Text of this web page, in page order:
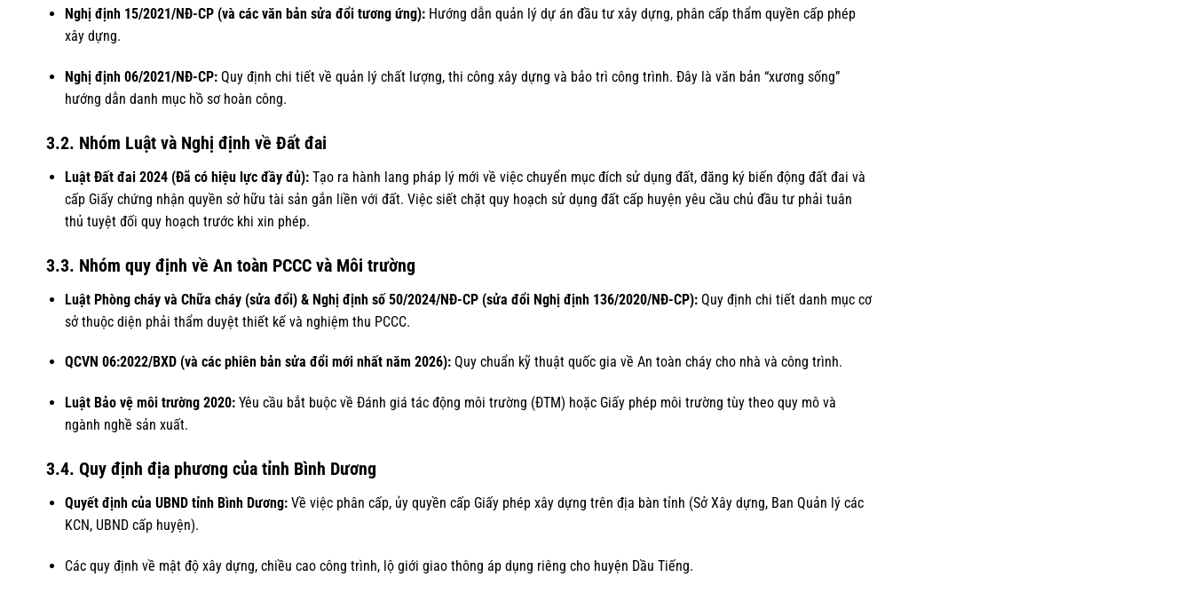
Nghị định 15/2021/NĐ-CP (và các văn bản sửa đổi tương ứng):Hướng dẫn quản lý dự án đầu tư xây dựng, phân cấp thẩm quyền cấp phép
xây dựng.
Nghị định 06/2021/NĐ-CP:Quy định chi tiết về quản lý chất lượng, thi công xây dựng và bảo trì công trình. Đây là văn bản “xương sống”
hướng dẫn danh mục hồ sơ hoàn công.
3.2. Nhóm Luật và Nghị định về Đất đai
Luật Đất đai 2024 (Đã có hiệu lực đầy đủ):Tạo ra hành lang pháp lý mới về việc chuyển mục đích sử dụng đất, đăng ký biến động đất đai và
cấp Giấy chứng nhận quyền sở hữu tài sản gắn liền với đất. Việc siết chặt quy hoạch sử dụng đất cấp huyện yêu cầu chủ đầu tư phải tuân
thủ tuyệt đối quy hoạch trước khi xin phép.
3.3. Nhóm quy định về An toàn PCCC và Môi trường
Luật Phòng cháy và Chữa cháy (sửa đổi) & Nghị định số 50/2024/NĐ-CP (sửa đổi Nghị định 136/2020/NĐ-CP):Quy định chi tiết danh mục cơ
sở thuộc diện phải thẩm duyệt thiết kế và nghiệm thu PCCC.
QCVN 06:2022/BXD (và các phiên bản sửa đổi mới nhất năm 2026):Quy chuẩn kỹ thuật quốc gia về An toàn cháy cho nhà và công trình.
Luật Bảo vệ môi trường 2020:Yêu cầu bắt buộc về Đánh giá tác động môi trường (ĐTM) hoặc Giấy phép môi trường tùy theo quy mô và
ngành nghề sản xuất.
3.4. Quy định địa phương của tỉnh Bình Dương
Quyết định của UBND tỉnh Bình Dương:Về việc phân cấp, ủy quyền cấp Giấy phép xây dựng trên địa bàn tỉnh (Sở Xây dựng, Ban Quản lý các
KCN, UBND cấp huyện).
Các quy định về mật độ xây dựng, chiều cao công trình, lộ giới giao thông áp dụng riêng cho huyện Dầu Tiếng.